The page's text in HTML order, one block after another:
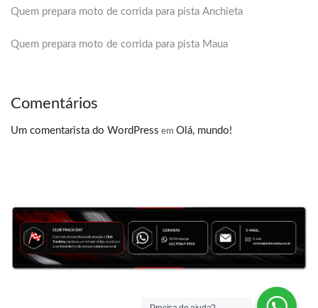
Quem prepara moto de corrida para pista Anchieta
Quem prepara moto de corrida para pista Maua
Comentários
Um comentarista do WordPress em Olá, mundo!